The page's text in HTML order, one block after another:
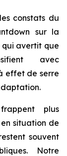
constats du
sur la
qui avertit que
avec
effet de serre
plus
situation de
souvent
Notre